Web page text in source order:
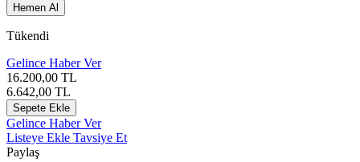
Hemen Al
Tükendi
Gelince Haber Ver
16.200,00 TL
6.642,00 TL
Sepete Ekle
Gelince Haber Ver
Listeye Ekle Tavsiye Et
Paylaş